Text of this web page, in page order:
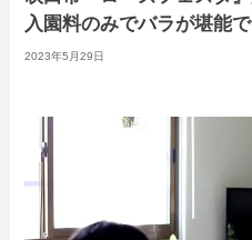
入園料のみでバラが堪能
2023年5月29日